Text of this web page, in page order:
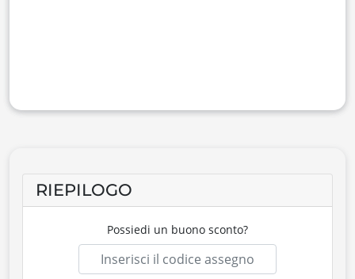
RIEPILOGO
Possiedi un buono sconto?